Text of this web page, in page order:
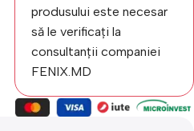
produsului este necesar
să le verificați la
consultanții companiei
FENIX.MD